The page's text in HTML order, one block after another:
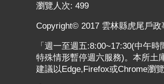
瀏覽人次: 499
Copyright© 2017 雲林縣虎尾戶
「週一至週五:8:00~17:30(中午
特殊情形暫停週六服務)。本所土
建議以Edge,Firefox或Chrome瀏